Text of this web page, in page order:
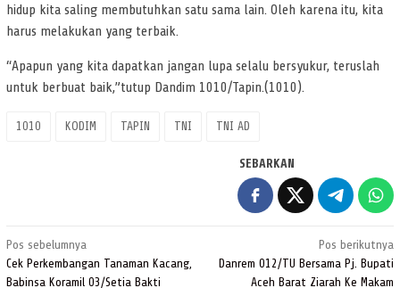
hidup kita saling membutuhkan satu sama lain. Oleh karena itu, kita
harus melakukan yang terbaik.
“Apapun yang kita dapatkan jangan lupa selalu bersyukur, teruslah
untuk berbuat baik,”tutup Dandim 1010/Tapin.(1010).
1010 KODIM TAPIN TNI TNI AD
SEBARKAN
Navigasi
pos
Pos sebelumnya
Cek Perkembangan Tanaman Kacang,
Babinsa Koramil 03/Setia Bakti
Pos berikutnya
Danrem 012/TU Bersama Pj. Bupati
Aceh Barat Ziarah Ke Makam